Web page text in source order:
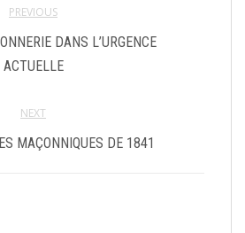
PREVIOUS
DANS L’URGENCE
ACTUELLE
NEXT
MAÇONNIQUES DE 1841